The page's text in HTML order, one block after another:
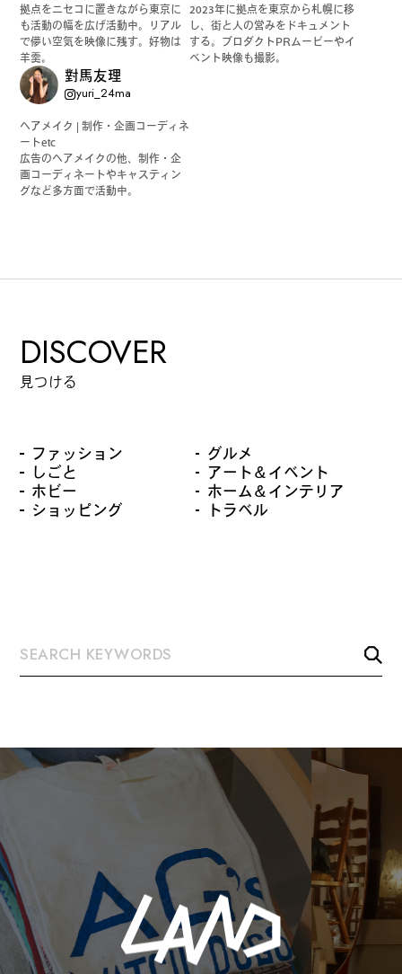
拠点をニセコに置きながら東京に
も活動の幅を広げ活動中。リアル
で儚い空気を映像に残す。好物は
羊羹。
2023年に拠点を東京から札幌に移
し、街と人の営みをドキュメント
する。プロダクトPRムービーやイ
ベント映像も撮影。
對馬友理
yuri_24ma
ヘアメイク | 制作・企画コーディネ
ートetc
広告のヘアメイクの他、制作・企
画コーディネートやキャスティン
グなど多方面で活動中。
DISCOVER
見つける
ファッション
グルメ
しごと
アート＆イベント
ホビー
ホーム＆インテリア
ショッピング
トラベル